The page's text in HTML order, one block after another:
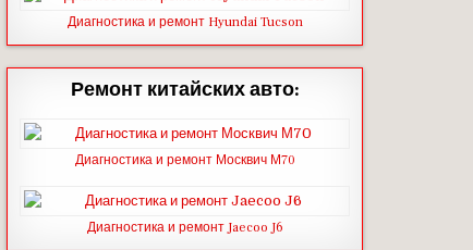
Диагностика и ремонт Hyundai Tucson
Ремонт китайских авто:
Диагностика и ремонт Москвич М70
Диагностика и ремонт Jaecoo J6